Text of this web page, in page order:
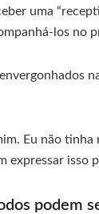
uma
los no
Eu não
expressar isso
podem